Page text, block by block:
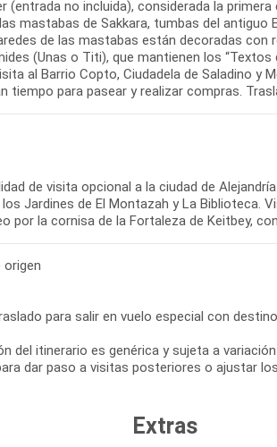
(entrada no incluida), considerada la
mastabas de Sakkara, tumbas del
de las mastabas están decoradas con
(Unas o Titi), que mantienen los
al Barrio Copto, Ciudadela de Saladino y
tiempo para pasear y realizar compras.
de visita opcional a la ciudad de
Jardines de El Montazah y La Biblioteca.
por la cornisa de la Fortaleza de Keitbey,
origen
para salir en vuelo especial con
del itinerario es genérica y sujeta a
dar paso a visitas posteriores o ajustar
Extras